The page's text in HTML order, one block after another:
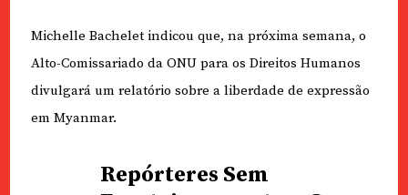
Michelle Bachelet indicou que, na próxima semana, o
Alto-Comissariado da ONU para os Direitos Humanos
divulgará um relatório sobre a liberdade de expressão
em Myanmar.
Repórteres Sem